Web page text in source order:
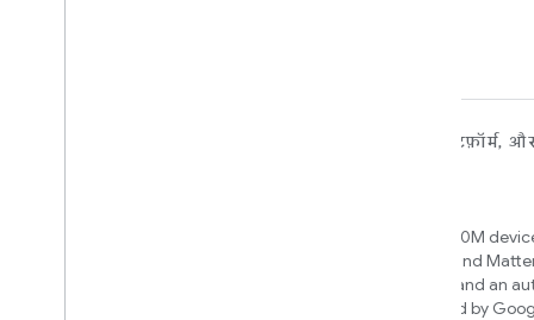
ऐप्लिकेशन, प्लैटफ़ॉर्म,
Access over 600M
Google Home and
infrastructure, and an
engine powered by